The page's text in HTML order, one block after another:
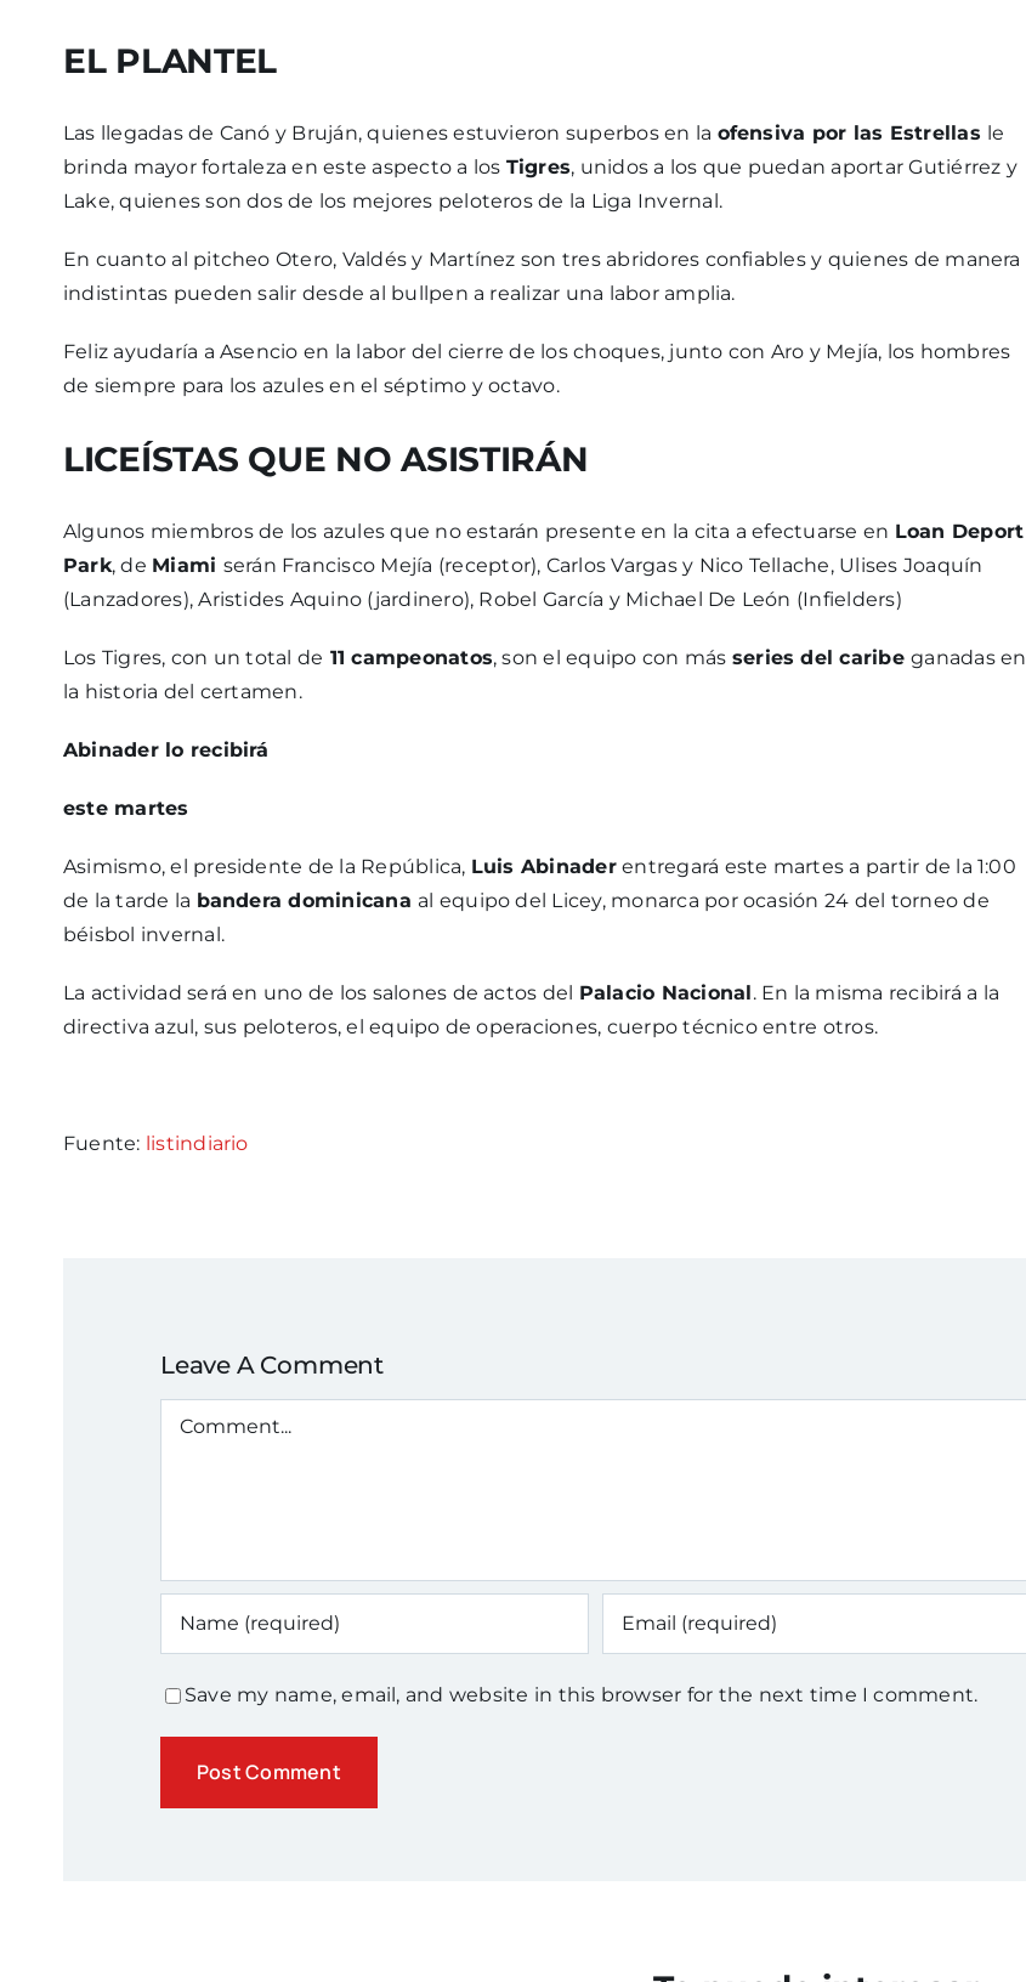
EL PLANTEL
Las llegadas de Canó y Bruján, quienes estuvieron superbos en la ofensiva por las Estrellas le
brinda mayor fortaleza en este aspecto a los Tigres, unidos a los que puedan aportar Gutiérrez y
Lake, quienes son dos de los mejores peloteros de la Liga Invernal.
En cuanto al pitcheo Otero, Valdés y Martínez son tres abridores confiables y quienes de manera
indistintas pueden salir desde al bullpen a realizar una labor amplia.
Feliz ayudaría a Asencio en la labor del cierre de los choques, junto con Aro y Mejía, los hombres
de siempre para los azules en el séptimo y octavo.
LICEÍSTAS QUE NO ASISTIRÁN
Algunos miembros de los azules que no estarán presente en la cita a efectuarse en Loan Deport
Park, de Miami serán Francisco Mejía (receptor), Carlos Vargas y Nico Tellache, Ulises Joaquín
(Lanzadores), Aristides Aquino (jardinero), Robel García y Michael De León (Infielders)
Los Tigres, con un total de 11 campeonatos, son el equipo con más series del caribeganadas en
la historia del certamen.
Abinader lo recibirá
este martes
Asimismo, el presidente de la República, Luis Abinaderentregará este martes a partir de la 1:00
de la tarde la bandera dominicana al equipo del Licey, monarca por ocasión 24 del torneo de
béisbol invernal.
La actividad será en uno de los salones de actos del Palacio Nacional. En la misma recibirá a la
directiva azul, sus peloteros, el equipo de operaciones, cuerpo técnico entre otros.
Fuente: listindiario
Leave A Comment
Comment
Save my name, email, and website in this browser for the next time I comment.